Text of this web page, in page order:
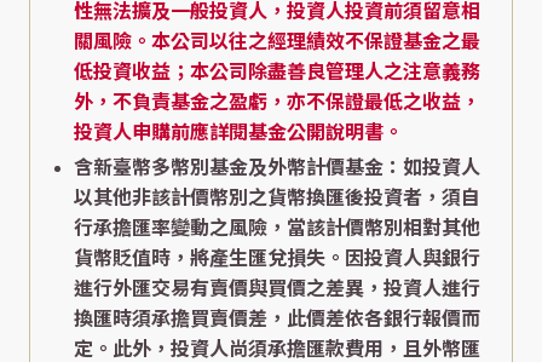
性無法擴及一般投資人，投資人投資前須留意相
關風險。本公司以往之經理績效不保證基金之最
低投資收益；本公司除盡善良管理人之注意義務
外，不負責基金之盈虧，亦不保證最低之收益，
投資人申購前應詳閱基金公開說明書。
含新臺幣多幣別基金及外幣計價基金：如投資人
以其他非該計價幣別之貨幣換匯後投資者，須自
行承擔匯率變動之風險，當該計價幣別相對其他
貨幣貶值時，將產生匯兌損失。因投資人與銀行
進行外匯交易有賣價與買價之差異，投資人進行
換匯時須承擔買賣價差，此價差依各銀行報價而
定。此外，投資人尚須承擔匯款費用，且外幣匯